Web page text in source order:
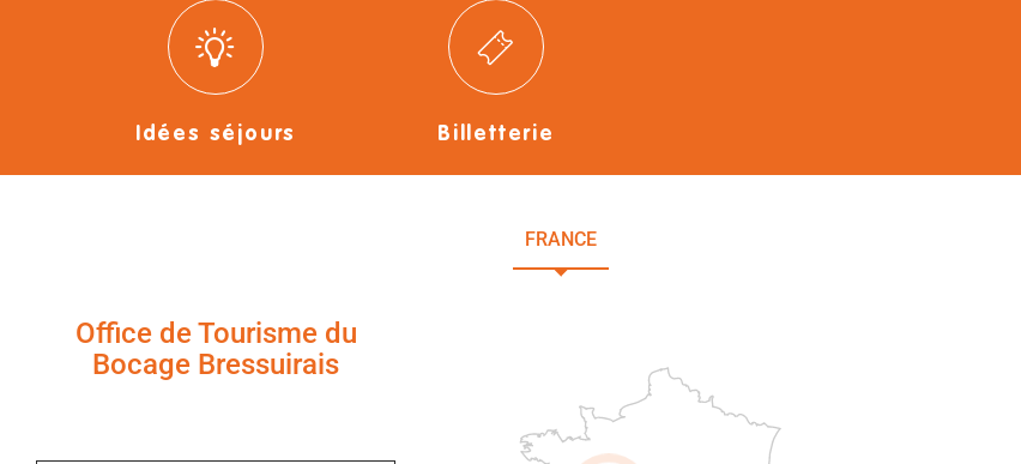
Idées séjours Billetterie
Office de Tourisme du
Bocage Bressuirais
FRANCE